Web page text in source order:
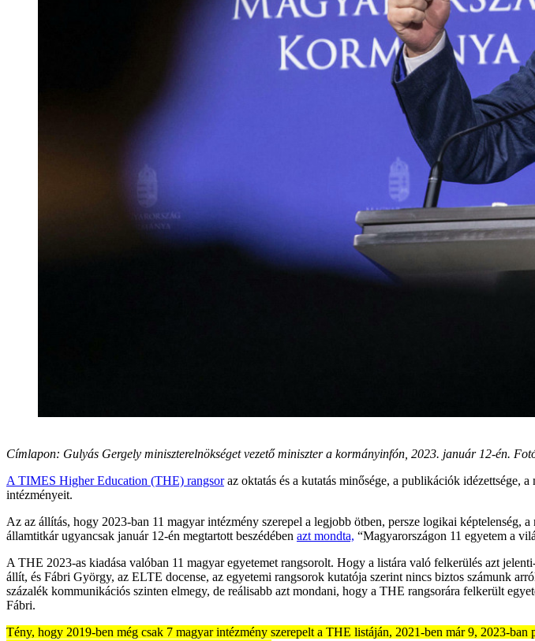
Címlapon: Gulyás Gergely miniszterelnökséget vezető miniszter a kormányinfón, 2023. január 12-én.
A TIMES Higher Education (THE) rangsoraz oktatás és a kutatás minősége, a publikációk idézettsége,
intézményeit.
Az az állítás, hogy 2023-ban 11 magyar intézmény szerepel a legjobb ötben, persze logikai
államtitkár ugyancsak január 12-én megtartott beszédében azt mondta, “Magyarországon 11 egyetem a
A THE 2023-as kiadása valóban 11 magyar egyetemet rangsorolt. Hogy a listára való felkerülés azt
állít, és Fábri György, az ELTE docense, az egyetemi rangsorok kutatója szerint nincs biztos számunk
százalék kommunikációs szinten elmegy, de reálisabb azt mondani, hogy a THE rangsorára felkerült
Fábri.
Tény, hogy 2019-ben még csak 7 magyar intézmény szerepelt a THE listáján, 2021-ben már 9, 2023-